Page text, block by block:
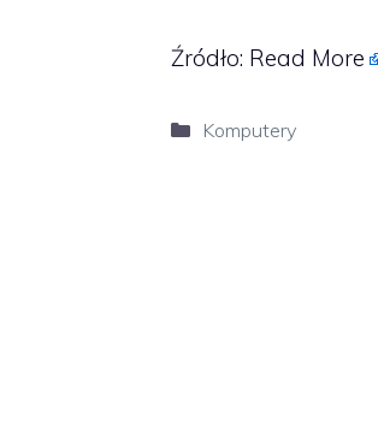
Źródło: Read More
Kategorie
Komputery